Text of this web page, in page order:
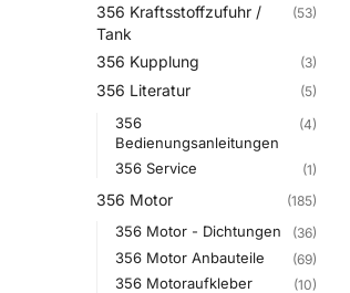
356 Kraftsstoffzufuhr /
Tank
(53)
356 Kupplung (3)
356 Literatur (5)
356
Bedienungsanleitungen
(4)
356 Service (1)
356 Motor (185)
356 Motor - Dichtungen (36)
356 Motor Anbauteile (69)
356 Motoraufkleber (10)